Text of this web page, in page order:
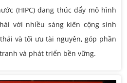
(HIPC) đang thúc đẩy mô hình
với nhiều sáng kiến cộng sinh
và tối ưu tài nguyên, góp phần
và phát triển bền vững.